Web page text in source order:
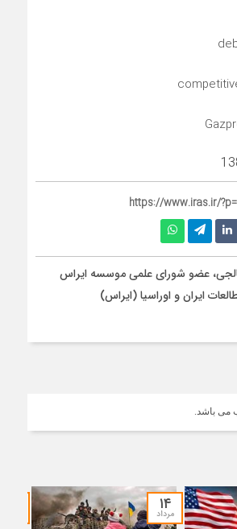
https://www.iras.ir/
عضو شورای علمی موسسه ایراس
ایران و اوراسیا (ایراس)
می باشد.
۱۴
مرداد